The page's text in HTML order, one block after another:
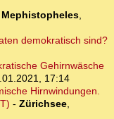
Mephistopheles,
demokratisch sind?
Gehirnwäsche
17:14
Hirnwindungen.
- Zürichsee,